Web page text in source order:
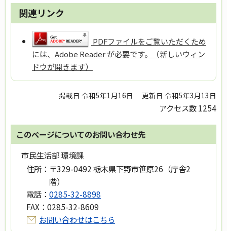
関連リンク
PDFファイルをご覧いただくため
には、Adobe Reader が必要です。（新しいウィン
ドウが開きます）
掲載日 令和5年1月16日 更新日 令和5年3月13日
アクセス数1254
このページについてのお問い合わせ先
市民生活部 環境課
住所： 〒329-0492 栃木県下野市笹原26（庁舎2
階）
電話： 0285-32-8898
FAX： 0285-32-8609
お問い合わせはこちら